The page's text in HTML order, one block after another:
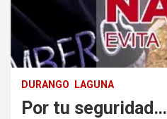
DURANGO LAGUNA
Por tu seguridad…